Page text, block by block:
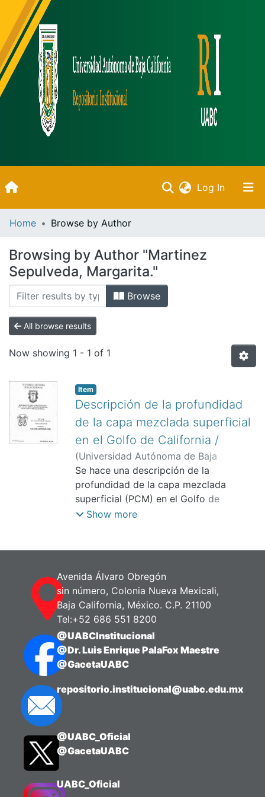
Log In(current)
Inicio
All of DSpace
Bibliotecas
Home Browse by Author
Browsing by Author "Martinez
Sepulveda, Margarita."
Browse
All browse results
Now showing 1 - 1 of 1
Item
Descripción de la profundidad
de la capa mezclada superficial
en el Golfo de California /
(Universidad Autónoma de Baja
California.,) Martinez Sepulveda,
Margarita.
Se hace una descripción de la
profundidad de la capa mezclada
superficial (PCM) en el Golfo de
California, usando perfiles de
Show more
Avenida Álvaro Obregón
sin número, Colonia Nueva Mexicali,
Baja California, México. C.P. 21100
Tel:+52 686 551 8200
@UABCInstitucional
@Dr. Luis Enrique PalaFox Maestre
@GacetaUABC
repositorio.institucional@uabc.edu.mx
@UABC_Oficial
@GacetaUABC
UABC_Oficial